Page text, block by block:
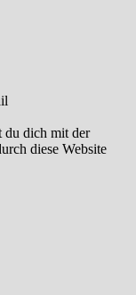
du dich mit der
diese Website